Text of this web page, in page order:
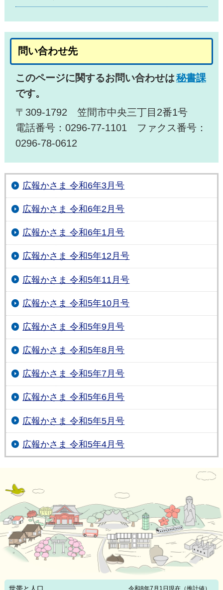
問い合わせ先
このページに関するお問い合わせは秘書課
です。
〒309-1792 笠間市中央三丁目2番1号
電話番号：0296-77-1101 ファクス番号：
0296-78-0612
広報かさま 令和6年3月号
広報かさま 令和6年2月号
広報かさま 令和6年1月号
広報かさま 令和5年12月号
広報かさま 令和5年11月号
広報かさま 令和5年10月号
広報かさま 令和5年9月号
広報かさま 令和5年8月号
広報かさま 令和5年7月号
広報かさま 令和5年6月号
広報かさま 令和5年5月号
広報かさま 令和5年4月号